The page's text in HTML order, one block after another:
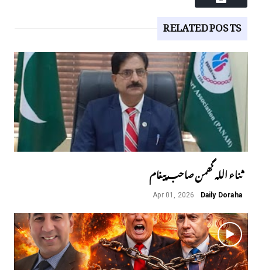
RELATED POSTS
ثناء اللہ گھمن صاحب پیغام
Daily Doraha
Apr 01, 2026